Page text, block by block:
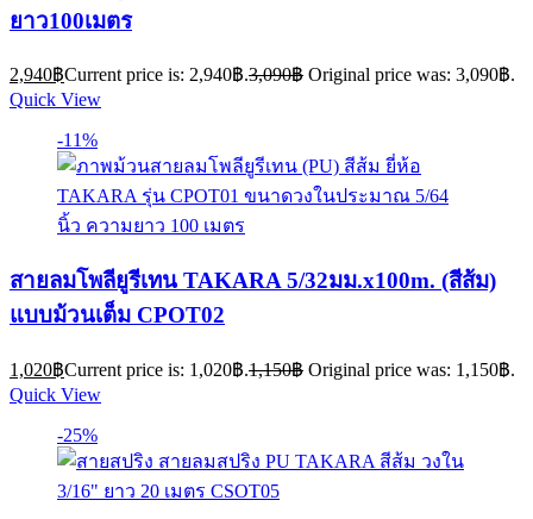
ยาว100เมตร
2,940฿Current price is: 2,940฿.3,090฿ Original price was: 3,090฿.
Quick View
-11%
สายลมโพลียูรีเทน TAKARA 5/32มม.x100m. (สีส้ม)
แบบม้วนเต็ม CPOT02
1,020฿Current price is: 1,020฿.1,150฿ Original price was: 1,150฿.
Quick View
-25%